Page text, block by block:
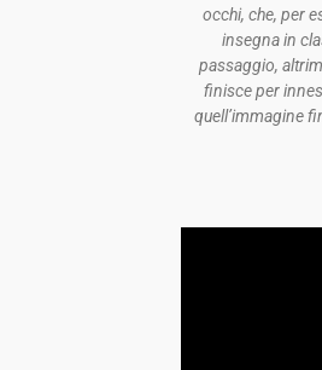
occhi, che, per
insegna in
passaggio,
finisce per
quell’immagine